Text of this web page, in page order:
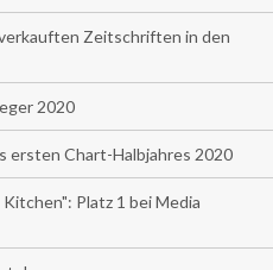
Zeitschriften in den
2020
ersten Chart-Halbjahres 2020
Platz 1 bei Media